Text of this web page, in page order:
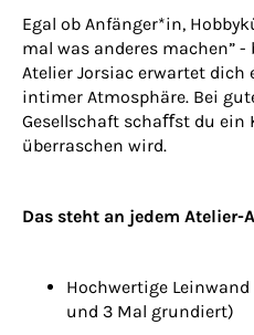
Egal ob Anfänger*in,
mal was anderes machen”
Atelier Jorsiac erwartet dich
intimer Atmosphäre. Bei
Gesellschaft schaﬀst du ein
überraschen wird.
Das steht an jedem
Hochwertige
und 3 Mal grundiert)